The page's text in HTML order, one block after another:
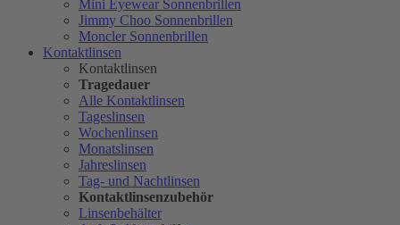
Mini Eyewear Sonnenbrillen
Jimmy Choo Sonnenbrillen
Moncler Sonnenbrillen
Kontaktlinsen
Kontaktlinsen
Tragedauer
Alle Kontaktlinsen
Tageslinsen
Wochenlinsen
Monatslinsen
Jahreslinsen
Tag- und Nachtlinsen
Kontaktlinsenzubehör
Linsenbehälter